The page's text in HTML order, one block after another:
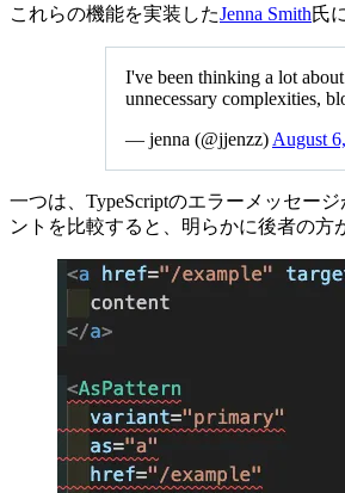
これらの機能を実装したJenna Smith氏
I've been thinking a lot
unnecessary complexities,
— jenna (@jjenzz) August
一つは、TypeScriptのエラーメッセー
ントを比較すると、明らかに後者の方